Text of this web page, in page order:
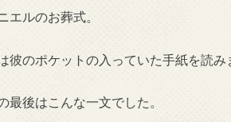
エルのお葬式。
彼のポケットの入っていた手紙を読み
最後はこんな一文でした。